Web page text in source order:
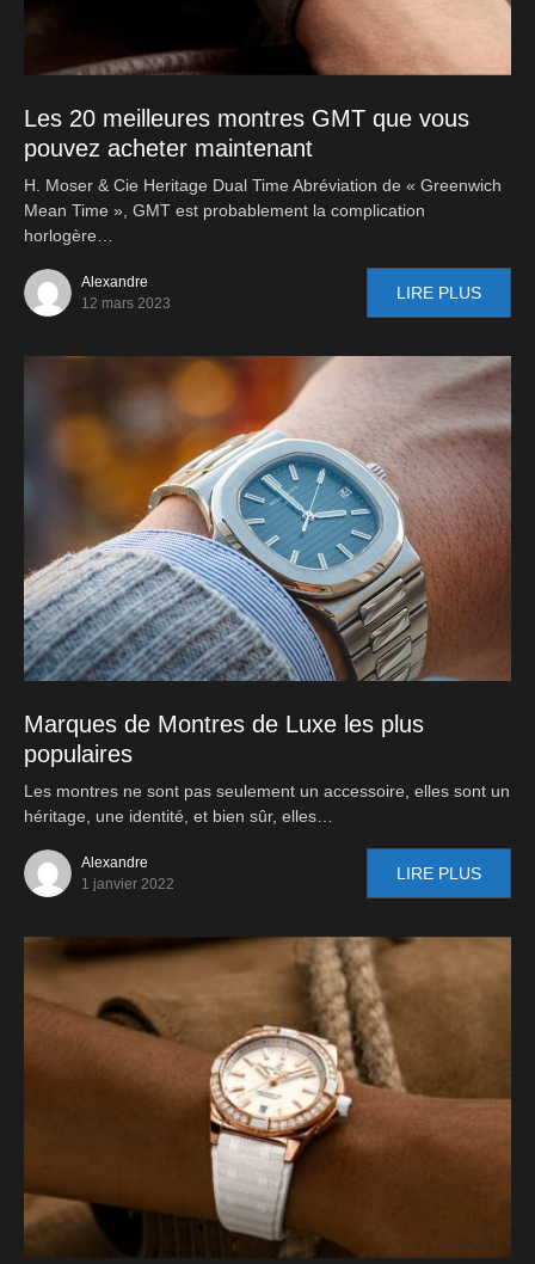
Les 20 meilleures montres GMT que vous
pouvez acheter maintenant
H. Moser & Cie Heritage Dual Time Abréviation de « Greenwich
Mean Time », GMT est probablement la complication
horlogère…
Alexandre
12 mars 2023
LIRE PLUS
Marques de Montres de Luxe les plus
populaires
Les montres ne sont pas seulement un accessoire, elles sont un
héritage, une identité, et bien sûr, elles…
Alexandre
1 janvier 2022
LIRE PLUS